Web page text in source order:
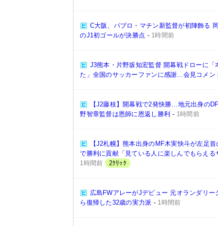
C大阪、パブロ・マチン新監督が初陣飾る
のJ1初ゴールが決勝点 - 1時間前
J3熊本・片野坂知宏監督 開幕戦ドローに「
た」全国のサッカーファンに感謝…会見コメン
【J2藤枝】開幕戦で2発快勝…地元出身の
野智章監督は恩師に恩返し勝利 - 1時間前
【J2札幌】熊本出身のMF木実快斗が左足
で勝利に貢献「見ている人に楽しんでもらえ
1時間前
2ｸﾘｯｸ
広島FWアレーがJデビュー 元オランダリ
ら復帰した32歳の実力派 - 1時間前